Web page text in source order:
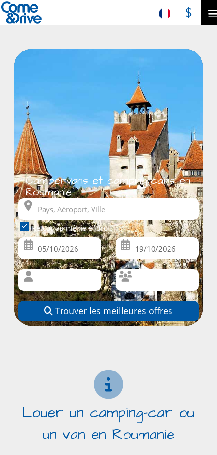
$
Campervans et camping-cars en
Roumanie
Retour au même endroit
Trouver les meilleures offres
Louer un camping-car ou
un van en Roumanie